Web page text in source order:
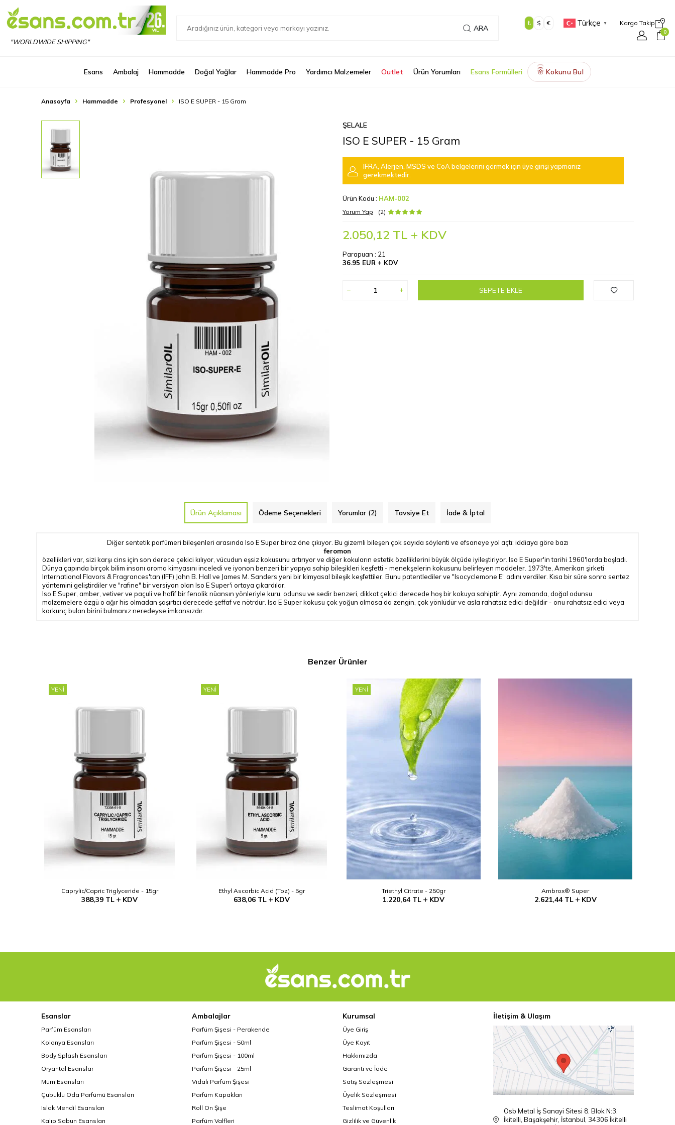
"WORLDWIDE SHIPPING"
ARA
₺ $ € Türkçe ▼ Kargo Takip
0
Esans Ambalaj Hammadde Doğal Yağlar Hammadde Pro Yardımcı Malzemeler Outlet Ürün Yorumları Esans Formülleri 🌸 Kokunu Bul
Anasayfa Hammadde Profesyonel ISO E SUPER - 15 Gram
ŞELALE
ISO E SUPER - 15 Gram
IFRA, Alerjen, MSDS ve CoA belgelerini görmek için üye girişi yapmanız
gerekmektedir.
Ürün Kodu : HAM-002
Yorum Yap (2)
2.050,12 TL + KDV
Parapuan : 21
36.95 EUR + KDV
SEPETE EKLE
Ürün Açıklaması Ödeme Seçenekleri Yorumlar (2) Tavsiye Et İade & İptal
Diğer sentetik parfümeri bileşenleri arasında Iso E Super biraz öne çıkıyor. Bu gizemli bileşen çok sayıda söylenti ve efsaneye yol açtı: iddiaya göre bazı
feromon
özellikleri var, sizi karşı cins için son derece çekici kılıyor, vücudun eşsiz kokusunu artırıyor ve diğer kokuların estetik özelliklerini büyük ölçüde iyileştiriyor. Iso E Super'in tarihi 1960'larda başladı.
Dünya çapında birçok bilim insanı aroma kimyasını inceledi ve iyonon benzeri bir yapıya sahip bileşikleri keşfetti - menekşelerin kokusunu belirleyen maddeler. 1973'te, Amerikan şirketi
International Flavors & Fragrances'tan (IFF) John B. Hall ve James M. Sanders yeni bir kimyasal bileşik keşfettiler. Bunu patentlediler ve "Isocyclemone E" adını verdiler. Kısa bir süre sonra sentez
yöntemini geliştirdiler ve "rafine" bir versiyon olan Iso E Super'i ortaya çıkardılar.
Iso E Super, amber, vetiver ve paçuli ve hafif bir fenolik nüansın yönleriyle kuru, odunsu ve sedir benzeri, dikkat çekici derecede hoş bir kokuya sahiptir. Aynı zamanda, doğal odunsu
malzemelere özgü o ağır his olmadan şaşırtıcı derecede şeffaf ve nötrdür. Iso E Super kokusu çok yoğun olmasa da zengin, çok yönlüdür ve asla rahatsız edici değildir - onu rahatsız edici veya
korkunç bulan birini bulmanız neredeyse imkansızdır.
Benzer Ürünler
YENI
Caprylic/Capric Triglyceride - 15gr
388,39 TL KDV
YENI
Ethyl Ascorbic Acid (Toz) - 5gr
638,06TL KDV
YENI
Triethyl Citrate - 250gr
1.220,64 TL KDV
Ambrox® Super
2.621,44TL KDV
Esanslar
Parfüm Esansları
Kolonya Esansları
Body Splash Esansları
Oryantal Esanslar
Mum Esansları
Çubuklu Oda Parfümü Esansları
Islak Mendil Esansları
Kalıp Sabun Esansları
Ambalajlar
Parfüm Şişesi - Perakende
Parfüm Şişesi - 50ml
Parfüm Şişesi - 100ml
Parfüm Şişesi - 25ml
Vidalı Parfüm Şişesi
Parfüm Kapakları
Roll On Şişe
Parfüm Valfleri
Kurumsal
Üye Giriş
Üye Kayıt
Hakkımızda
Garanti ve İade
Satış Sözleşmesi
Üyelik Sözleşmesi
Teslimat Koşulları
Gizlilik ve Güvenlik
İletişim & Ulaşım
Osb Metal İş Sanayi Sitesi 8. Blok N:3,
İkitelli, Başakşehir, İstanbul, 34306 İkitelli